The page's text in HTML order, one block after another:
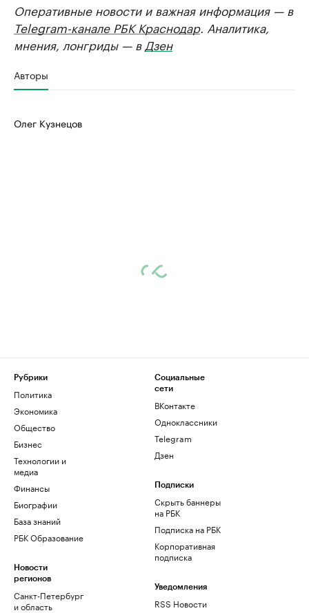
Оперативные новости и важная информация — в
Telegram-канале РБК Краснодар. Аналитика,
мнения, лонгриды — в Дзен
Авторы
Олег Кузнецов
Рубрики
Политика
Экономика
Общество
Бизнес
Технологии и
медиа
Финансы
Биографии
База знаний
РБК Образование
Новости
регионов
Санкт-Петербург
и область
Социальные
сети
ВКонтакте
Одноклассники
Telegram
Дзен
Подписки
Скрыть баннеры
на РБК
Подписка на РБК
Корпоративная
подписка
Уведомления
RSS Новости